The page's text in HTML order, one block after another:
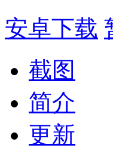
安卓下载
截图
简介
更新